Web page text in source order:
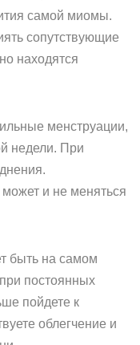
самой миомы.
сопутствующие
находятся
менструации,
недели. При
и не меняться
быть на самом
постоянных
пойдете к
облегчение и